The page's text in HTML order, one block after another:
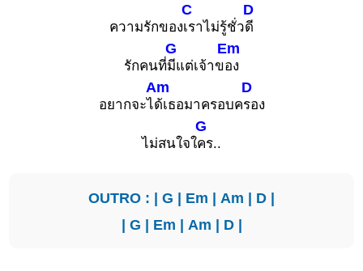
ความรักของ
C
เราไม่รู้ชั่ว
D
ดี
รักคนที่
G
มีแต่เจ้าข
Em
อง
อยากจะไ
Am
ด้เธอมาครอบค
D
รอง
ไม่สนใจใ
G
คร..
OUTRO : | G | Em | Am | D |
| G | Em | Am | D|